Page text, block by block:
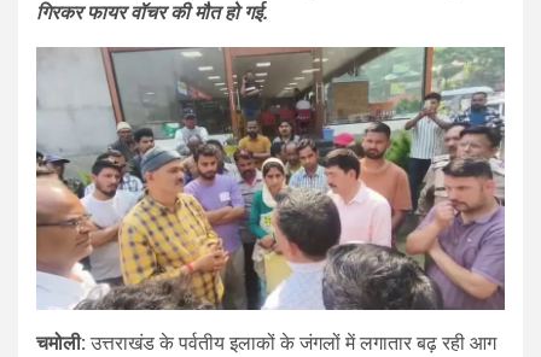
गिरकर फायर वॉचर की मौत हो गई.
चमोली: उत्तराखंड के पर्वतीय इलाकों के जंगलों में लगातार बढ़ रही आग